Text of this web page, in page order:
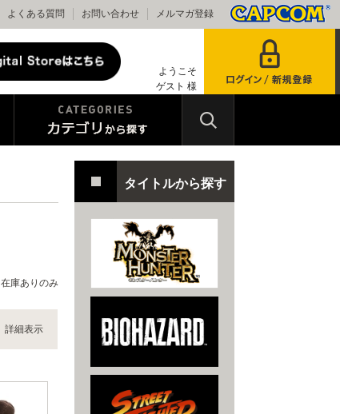
よくある質問 お問い合わせ メルマガ登録
ようこそ
ゲスト 様
在庫ありのみ
詳細表示
タイトルから探す